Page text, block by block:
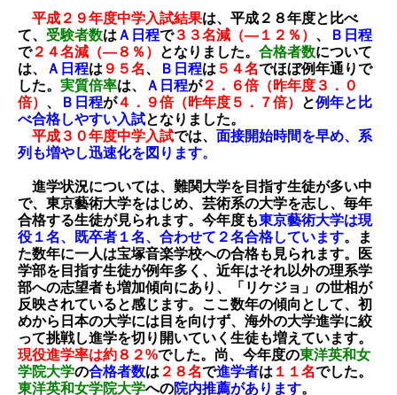
平成２９年度中学入試結果は、平成２８年度と比べ
て、 受験者数は Ａ日程で３３名減（―１２％） 、
Ｂ日程
で２４名減（―８％） となりました。 合格者数について
は、
Ａ日程は ９５名、 Ｂ日程は ５４名でほぼ例年通りで
した。 実質倍率は、 Ａ日程が２．６倍（昨年度３．０
倍） 、 Ｂ日程が４．９倍（昨年度５．７倍） と例年と比
べ合格しやすい入試となりました。
平成３０年度中学入試では、 面接開始時間を早め、系
列も増やし迅速化を図ります。
進学状況については、難関大学を目指す生徒が多い中
で、東京藝術大学をはじめ、芸術系の大学を志し、毎年
合格する生徒が見られます。今年度も東京藝術大学は現
役１名、既卒者１名、合わせて２名合格しています。ま
た数年に一人は宝塚音楽学校への合格も見られます。医
学部を目指す生徒が例年多く、近年はそれ以外の理系学
部への志望者も増加傾向にあり、「リケジョ」の世相が
反映されていると感じます。ここ数年の傾向として、初
めから日本の大学には目を向けず、海外の大学進学に絞
って挑戦し進学を切り開いていく生徒も増えています。
現役進学率は約８２%でした。尚、今年度の東洋英和女
学院大学の合格者数は ２８名で進学者は １１名でした。
東洋英和女学院大学への院内推薦があります。